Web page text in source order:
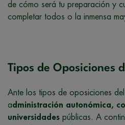
de cómo será tu preparación y
completar todos o la inmensa
Tipos de Oposiciones
Ante los tipos de oposiciones
administración autonómica,
universidades públicas. A